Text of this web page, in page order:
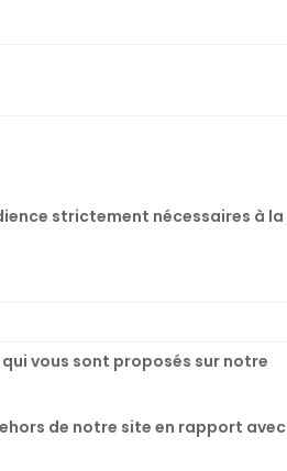
strictement nécessaires à la
vous sont proposés sur notre
de notre site en rapport avec